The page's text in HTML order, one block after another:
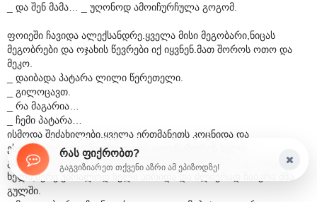
_ და შენ მამა… _ უღონოდ ამოიჩურჩულა გოგომ.
ფოიეში ჩავიდა ალექსანდრე.ყველა მისი მეგობარი,ნიცას
მეგობრები და ოჯახის წევრები იქ იყვნენ.მათ შოროს ოთო და
მეკო.
_ დაიბადა პატარა ლილი წერეთელი.
_ გილოცავთ.
_ რა მაგარია…
_ ჩემი პატარა…
ისმოდა შეძახილები,ყველა ერთმანეთს კოცნიდა და
ეხუტებოდა.ოთო მიუახლოვდა ალექსანდრეს,ხელი
გაუწოდა.ალექსანდრემ რამდენიმე წამს უყურა მის გამოწვდილ
ხელს,მერე უბრალოდ ხელი აირიდა და ძლიერად ჩაიკრა ძმა
გულში.
რას ფიქრობთ?
გაგვიზიარეთ თქვენი აზრი ამ ეპიზოდზე!